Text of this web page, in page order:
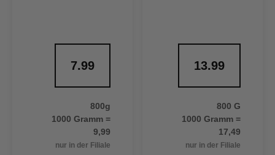
7.99
800g
1000 Gramm =
9,99
nur in der Filiale
13.99
800 G
1000 Gramm =
17,49
nur in der Filiale